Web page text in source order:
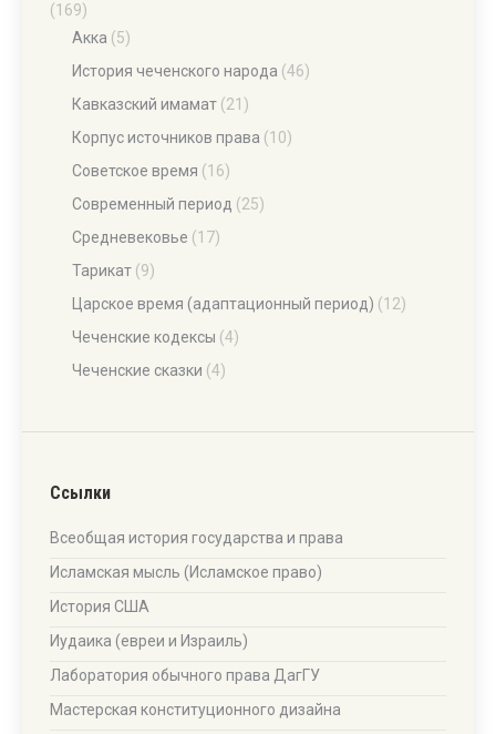
(169)
Акка (5)
История чеченского народа (46)
Кавказский имамат (21)
Корпус источников права (10)
Советское время (16)
Современный период (25)
Средневековье (17)
Тарикат (9)
Царское время (адаптационный период) (12)
Чеченские кодексы (4)
Чеченские сказки (4)
Ссылки
Всеобщая история государства и права
Исламская мысль (Исламское право)
История США
Иудаика (евреи и Израиль)
Лаборатория обычного права ДагГУ
Мастерская конституционного дизайна